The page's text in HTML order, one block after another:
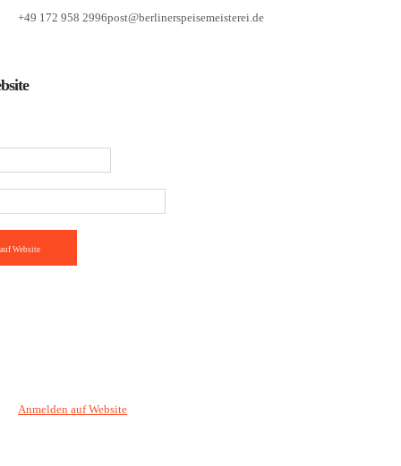
+49 172 958 2996post@berlinerspeisemeisterei.de
Website
Anmelden auf Website